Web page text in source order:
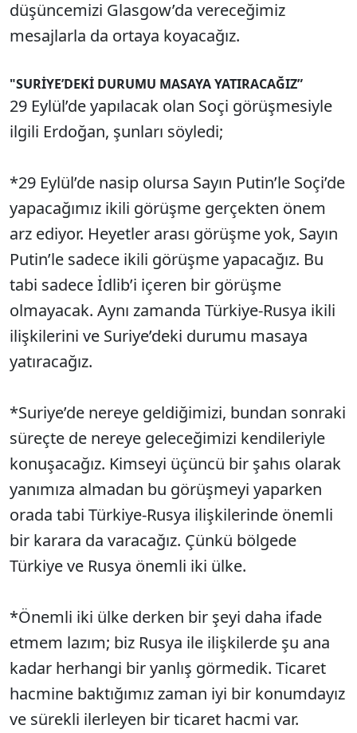
düşüncemizi Glasgow’da vereceğimiz
mesajlarla da ortaya koyacağız.
"SURİYE’DEKİ DURUMU MASAYA YATIRACAĞIZ”
29 Eylül’de yapılacak olan Soçi görüşmesiyle
ilgili Erdoğan, şunları söyledi;
*29 Eylül’de nasip olursa Sayın Putin’le Soçi’de
yapacağımız ikili görüşme gerçekten önem
arz ediyor. Heyetler arası görüşme yok, Sayın
Putin’le sadece ikili görüşme yapacağız. Bu
tabi sadece İdlib’i içeren bir görüşme
olmayacak. Aynı zamanda Türkiye-Rusya ikili
ilişkilerini ve Suriye’deki durumu masaya
yatıracağız.
*Suriye’de nereye geldiğimizi, bundan sonraki
süreçte de nereye geleceğimizi kendileriyle
konuşacağız. Kimseyi üçüncü bir şahıs olarak
yanımıza almadan bu görüşmeyi yaparken
orada tabi Türkiye-Rusya ilişkilerinde önemli
bir karara da varacağız. Çünkü bölgede
Türkiye ve Rusya önemli iki ülke.
*Önemli iki ülke derken bir şeyi daha ifade
etmem lazım; biz Rusya ile ilişkilerde şu ana
kadar herhangi bir yanlış görmedik. Ticaret
hacmine baktığımız zaman iyi bir konumdayız
ve sürekli ilerleyen bir ticaret hacmi var.